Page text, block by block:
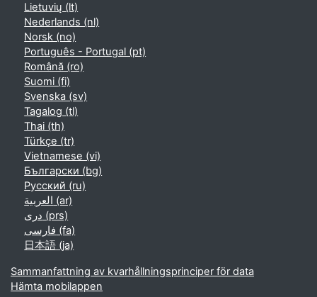
Lietuvių ‎(lt)‎
Nederlands ‎(nl)‎
Norsk ‎(no)‎
Português - Portugal ‎(pt)‎
Română ‎(ro)‎
Suomi ‎(fi)‎
Svenska ‎(sv)‎
Tagalog ‎(tl)‎
Thai ‎(th)‎
Türkçe ‎(tr)‎
Vietnamese ‎(vi)‎
Български ‎(bg)‎
Русский ‎(ru)‎
العربية ‎(ar)‎
دری ‎(prs)‎
فارسی ‎(fa)‎
日本語 ‎(ja)‎
Sammanfattning av kvarhållningsprinciper för data
Hämta mobilappen